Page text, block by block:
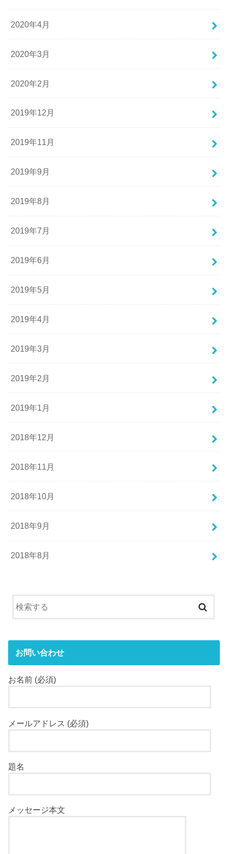
2020年4月
2020年3月
2020年2月
2019年12月
2019年11月
2019年9月
2019年8月
2019年7月
2019年6月
2019年5月
2019年4月
2019年3月
2019年2月
2019年1月
2018年12月
2018年11月
2018年10月
2018年9月
2018年8月
お問い合わせ
お名前 (必須)
メールアドレス (必須)
題名
メッセージ本文